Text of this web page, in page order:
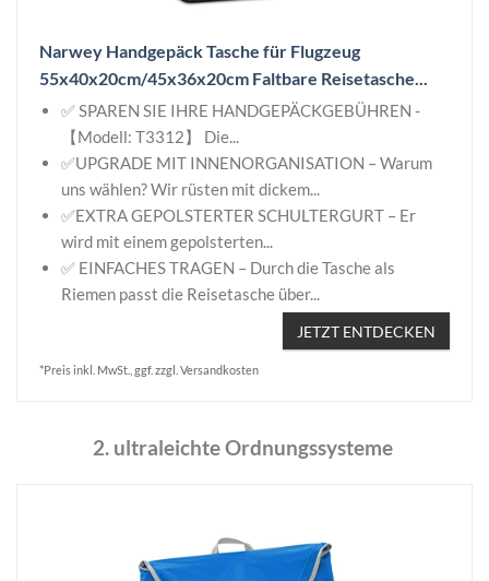
Narwey Handgepäck Tasche für Flugzeug
55x40x20cm/45x36x20cm Faltbare Reisetasche...
✅ SPAREN SIE IHRE HANDGEPÄCKGEBÜHREN -
【Modell: T3312】 Die...
✅UPGRADE MIT INNENORGANISATION – Warum
uns wählen? Wir rüsten mit dickem...
✅EXTRA GEPOLSTERTER SCHULTERGURT – Er
wird mit einem gepolsterten...
✅ EINFACHES TRAGEN – Durch die Tasche als
Riemen passt die Reisetasche über...
JETZT ENTDECKEN
*Preis inkl. MwSt., ggf. zzgl. Versandkosten
2. ultraleichte Ordnungssysteme